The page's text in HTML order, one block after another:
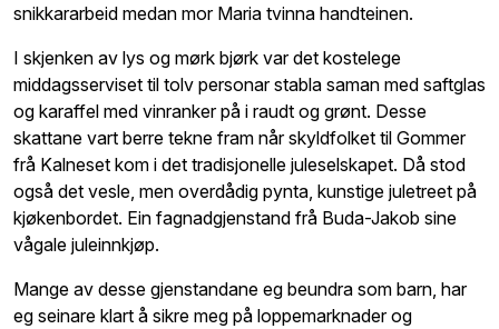
snikkararbeid medan mor Maria tvinna handteinen.
I skjenken av lys og mørk bjørk var det kostelege
middagsserviset til tolv personar stabla saman med saftglas
og karaffel med vinranker på i raudt og grønt. Desse
skattane vart berre tekne fram når skyldfolket til Gommer
frå Kalneset kom i det tradisjonelle juleselskapet. Då stod
også det vesle, men overdådig pynta, kunstige juletreet på
kjøkenbordet. Ein fagnadgjenstand frå Buda-Jakob sine
vågale juleinnkjøp.
Mange av desse gjenstandane eg beundra som barn, har
eg seinare klart å sikre meg på loppemarknader og